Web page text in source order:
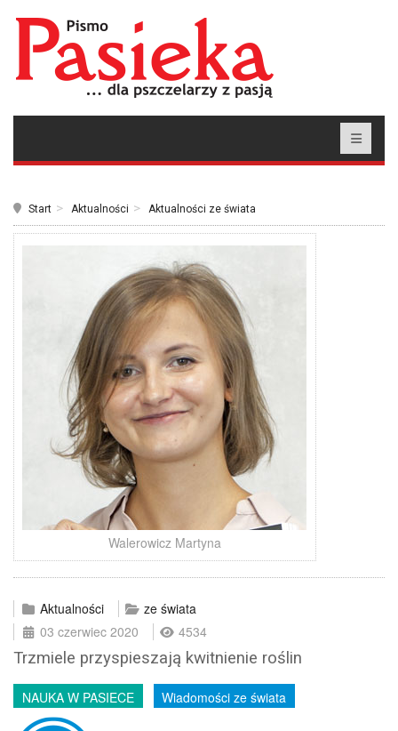
Start Aktualności Aktualności ze świata
Walerowicz Martyna
Aktualności
ze świata
03 czerwiec 2020
4534
Trzmiele przyspieszają kwitnienie roślin
NAUKA W PASIECE Wiadomości ze świata